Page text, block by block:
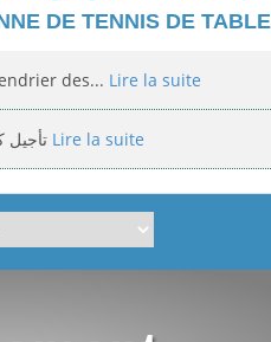
DE TENNIS DE TABLE
des... Lire la suite
تأجيل Lire la suite
Lire la suite